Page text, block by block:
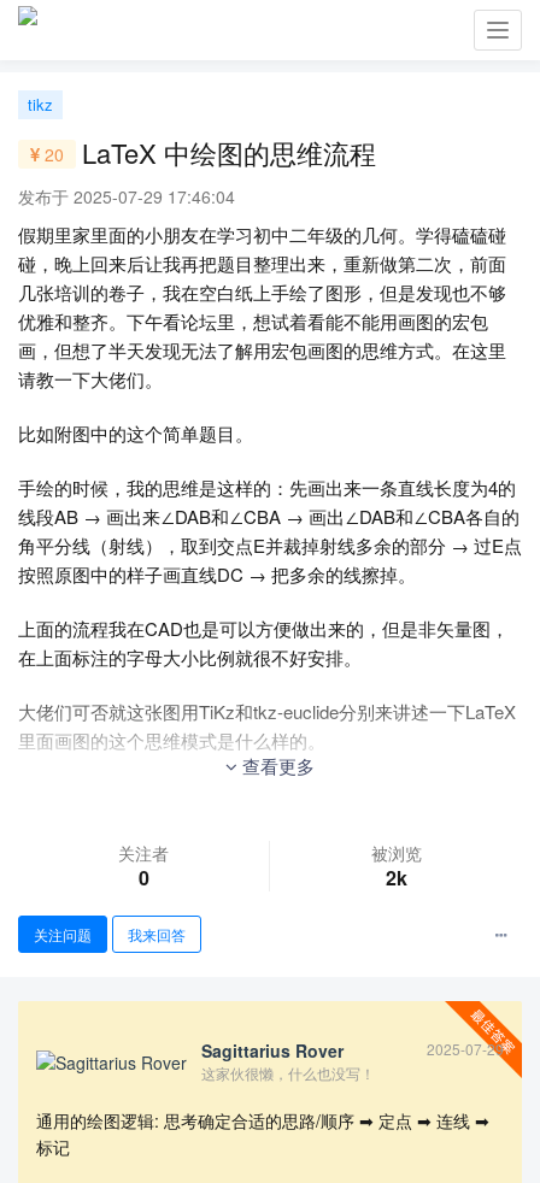
tikz
20 LaTeX 中绘图的思维流程
发布于 2025-07-29 17:46:04
假期里家里面的小朋友在学习初中二年级的几何。学得磕磕碰
碰，晚上回来后让我再把题目整理出来，重新做第二次，前面
几张培训的卷子，我在空白纸上手绘了图形，但是发现也不够
优雅和整齐。下午看论坛里，想试着看能不能用画图的宏包
画，但想了半天发现无法了解用宏包画图的思维方式。在这里
请教一下大佬们。
比如附图中的这个简单题目。
手绘的时候，我的思维是这样的：先画出来一条直线长度为4的
线段AB → 画出来∠DAB和∠CBA → 画出∠DAB和∠CBA各自的
角平分线（射线），取到交点E并裁掉射线多余的部分 → 过E点
按照原图中的样子画直线DC → 把多余的线擦掉。
上面的流程我在CAD也是可以方便做出来的，但是非矢量图，
在上面标注的字母大小比例就很不好安排。
大佬们可否就这张图用TiKz和tkz-euclide分别来讲述一下LaTeX
里面画图的这个思维模式是什么样的。
查看更多
关注者
0
被浏览
2k
关注问题 我来回答
Sagittarius Rover
2025-07-29
这家伙很懒，什么也没写！
通用的绘图逻辑: 思考确定合适的思路/顺序 ➡ 定点 ➡ 连线 ➡
标记